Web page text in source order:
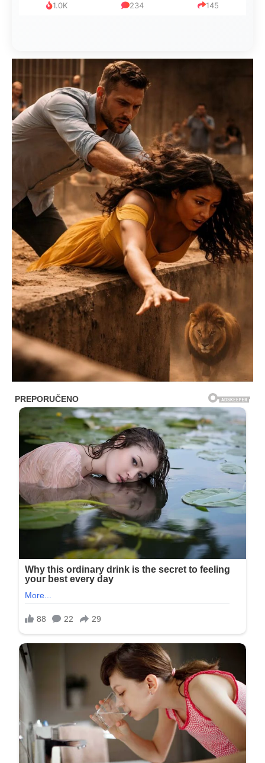
999 321 234